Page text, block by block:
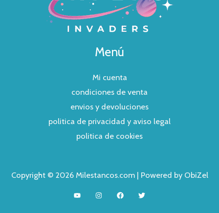
Menú
Mi cuenta
condiciones de venta
envios y devoluciones
politica de privacidad y aviso legal
politica de cookies
Copyright © 2026 Milestancos.com | Powered by ObiZel